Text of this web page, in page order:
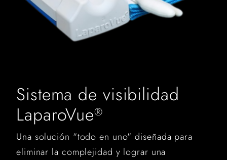
Sistema de visibilidad
LaparoVue®
Una solución "todo en uno" diseñada para
eliminar la complejidad y lograr una